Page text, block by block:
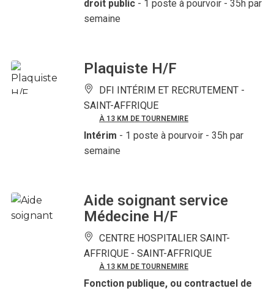
droit public - 1 poste à pourvoir - 35h par
semaine
Plaquiste H/F
DFI INTÉRIM ET RECRUTEMENT -
SAINT-AFFRIQUE
À 13 KM DE TOURNEMIRE
Intérim - 1 poste à pourvoir - 35h par
semaine
Aide soignant service
Médecine H/F
CENTRE HOSPITALIER SAINT-
AFFRIQUE - SAINT-AFFRIQUE
À 13 KM DE TOURNEMIRE
Fonction publique, ou contractuel de